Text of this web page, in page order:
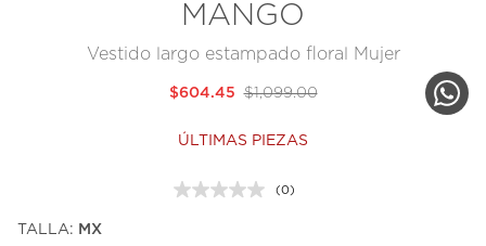
MANGO
Vestido largo estampado floral Mujer
$1,099.00
$604.45
ÚLTIMAS PIEZAS
Sin
(0)
TALLA: MX